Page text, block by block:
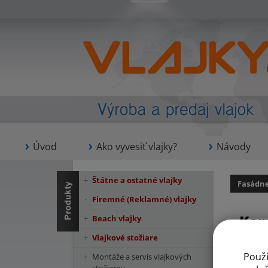
Úvod Ako vyvesiť vlajky? Návody
Štátne a ostatné vlajky
Firemné (Reklamné) vlajky
Beach vlajky
Vlajkové stožiare
Montáže a servis vlajkových